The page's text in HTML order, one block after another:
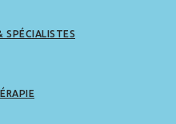
SPÉCIALISTES